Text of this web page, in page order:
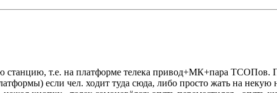
т.е. на платформе телека привод+МК+пара ТСОПов.
если чел. ходит туда сюда, либо просто жать на некую